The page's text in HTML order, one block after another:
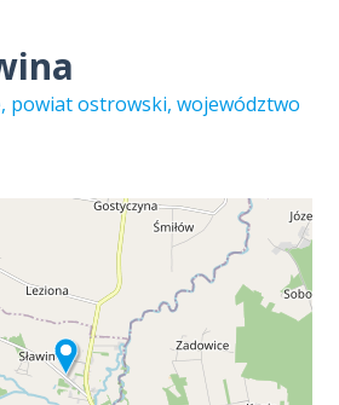
powiat ostrowski, województwo